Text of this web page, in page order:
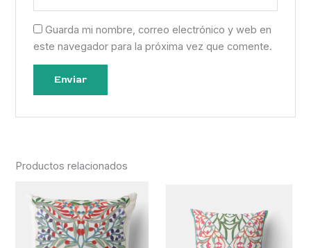
Guarda mi nombre, correo electrónico y web en
este navegador para la próxima vez que comente.
Productos relacionados